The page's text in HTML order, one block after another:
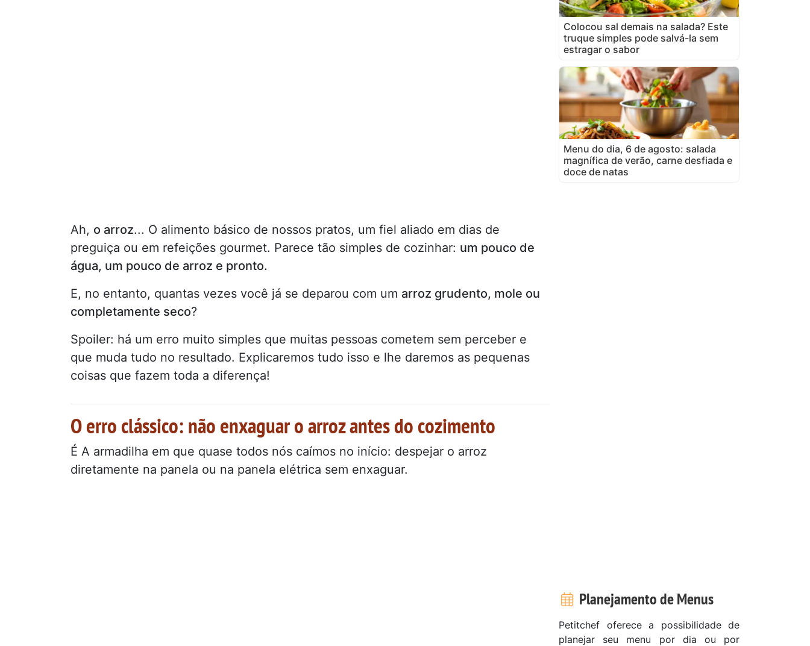
Ah, o arroz... O alimento básico de nossos pratos, um fiel aliado em dias de
preguiça ou em refeições gourmet. Parece tão simples de cozinhar: um pouco de
água, um pouco de arroz e pronto.
E, no entanto, quantas vezes você já se deparou com um arroz grudento, mole ou
completamente seco?
Spoiler: há um erro muito simples que muitas pessoas cometem sem perceber e
que muda tudo no resultado. Explicaremos tudo isso e lhe daremos as pequenas
coisas que fazem toda a diferença!
O erro clássico: não enxaguar o arroz antes do cozimento
É A armadilha em que quase todos nós caímos no início: despejar o arroz
diretamente na panela ou na panela elétrica sem enxaguar.
Colocou sal demais na salada? Este
truque simples pode salvá-la sem
estragar o sabor
Menu do dia, 6 de agosto: salada
magnífica de verão, carne desfiada e
doce de natas
Planejamento de Menus
Petitchef oferece a possibilidade de
planejar seu menu por dia ou por